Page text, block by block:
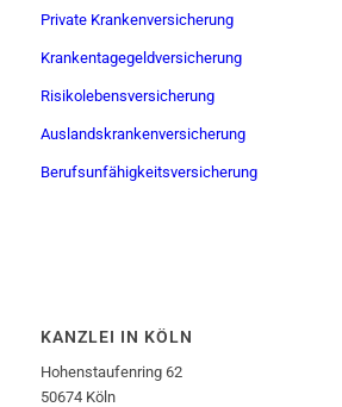
Private Krankenversicherung
Krankentagegeldversicherung
Risikolebensversicherung
Auslandskrankenversicherung
Berufsunfähigkeitsversicherung
KANZLEI IN KÖLN
Hohenstaufenring 62
50674 Köln